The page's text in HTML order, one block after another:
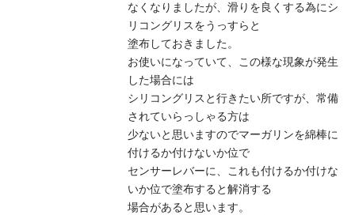
なくなりましたが、滑りを良くする為にシ
リコングリスをうっすらと
塗布しておきました。
お使いになっていて、この様な現象が発生
した場合には
シリコングリスと行きたい所ですが、常備
されていらっしゃる方は
少ないと思いますのでマーガリンを綿棒に
付けるか付けないか位で
センサーレバーに、これも付けるか付けな
いか位で塗布すると解消する
場合があると思います。